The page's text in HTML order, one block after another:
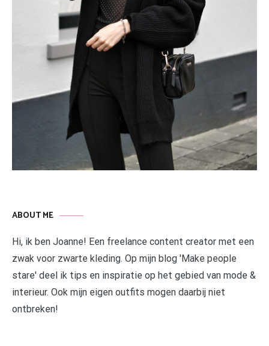
ABOUT ME
Hi, ik ben Joanne! Een freelance content creator met een
zwak voor zwarte kleding. Op mijn blog 'Make people
stare' deel ik tips en inspiratie op het gebied van mode &
interieur. Ook mijn eigen outfits mogen daarbij niet
ontbreken!